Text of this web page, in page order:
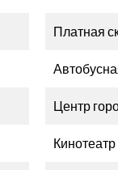
Платная
Центр
Кинотеатр